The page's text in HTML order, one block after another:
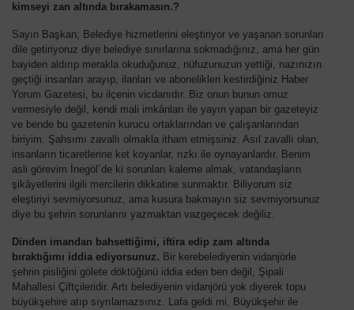
kimseyi zan altında bırakamasın.?
Sayın Başkan; Belediye hizmetlerini eleştiriyor ve yaşanan sorunları
dile getiriyoruz diye belediye sınırlarına sokmadığınız, ama her gün
bayiden aldırıp merakla okuduğunuz, nüfuzunuzun yettiği, nazınızın
geçtiği insanları arayıp, ilanları ve abonelikleri kestirdiğiniz Haber
Yorum Gazetesi, bu ilçenin vicdanıdır. Biz onun bunun omuz
vermesiyle değil, kendi mali imkânları ile yayın yapan bir gazeteyiz
ve bende bu gazetenin kurucu ortaklarından ve çalışanlarından
biriyim. Şahsımı zavallı olmakla itham etmişsiniz. Asıl zavallı olan,
insanların ticaretlerine ket koyanlar, rızkı ile oynayanlardır. Benim
asli görevim İnegöl´de ki sorunları kaleme almak, vatandaşların
şikâyetlerini ilgili mercilerin dikkatine sunmaktır. Biliyorum siz
eleştiriyi sevmiyorsunuz, ama kusura bakmayın siz sevmiyorsunuz
diye bu şehrin sorunlarını yazmaktan vazgeçecek değiliz.
Dinden imandan bahsettiğimi, iftira edip zam altında
bıraktığımı iddia ediyorsunuz. Bir kerebelediyenin vidanjörle
şehrin pisliğini gölete döktüğünü iddia eden ben değil, Şipali
Mahallesi Çiftçileridir. Artı belediyenin vidanjörü yok diyerek topu
büyükşehire atıp sıyrılamazsınız. Lafa geldi mi, Büyükşehir ile